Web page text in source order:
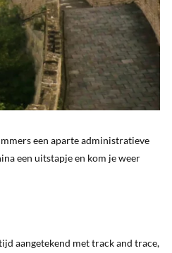
een aparte administratieve
een uitstapje en kom je weer
aangetekend met track and trace,